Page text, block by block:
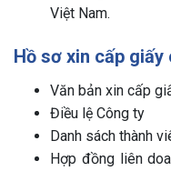
Việt Nam.
Hồ sơ xin cấp
Văn bản xin cấp
Điều lệ Công ty
Danh sách thành
Hợp đồng liên